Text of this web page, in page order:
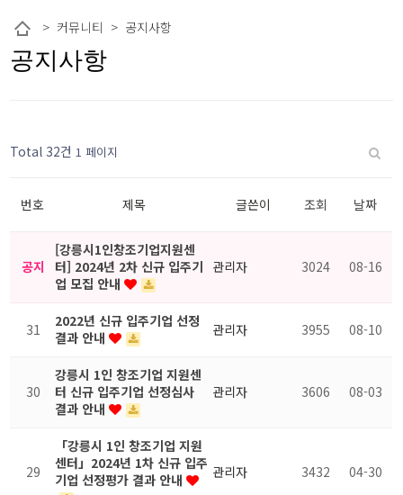
> 커뮤니티 > 공지사항
공지사항
Total 32건 1 페이지
게시판
검색
번호 제목 글쓴이 조회 날짜
공지
[강릉시1인창조기업지원센
터] 2024년 2차 신규 입주기
업 모집 안내
관리자 3024 08-16
31
2022년 신규 입주기업 선정
결과 안내
관리자 3955 08-10
30
강릉시 1인 창조기업 지원센
터 신규 입주기업 선정심사
결과 안내
관리자 3606 08-03
29
「강릉시 1인 창조기업 지원
센터」2024년 1차 신규 입주
기업 선정평가 결과 안내
관리자 3432 04-30
열린
페이지
페이지
페이지